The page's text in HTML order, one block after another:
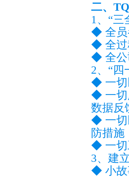
二、
1、“三
◆ 全员
◆ 全过
◆ 全公
2、“四
◆ 一切
◆ 一切
数据反
◆ 一切
防措施
◆ 一切
3、建
◆ 小故